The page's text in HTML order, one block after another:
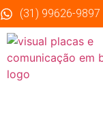
(31) 99626-9897